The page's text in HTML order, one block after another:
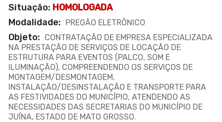
Situação: HOMOLOGADA
Modalidade: PREGÃO ELETRÔNICO
Objeto: CONTRATAÇÃO DE EMPRESA ESPECIALIZADA
NA PRESTAÇÃO DE SERVIÇOS DE LOCAÇÃO DE
ESTRUTURA PARA EVENTOS (PALCO, SOM E
ILUMINAÇÃO), COMPREENDENDO OS SERVIÇOS DE
MONTAGEM/DESMONTAGEM,
INSTALAÇÃO/DESINSTALAÇÃO E TRANSPORTE PARA
AS FESTIVIDADES DO MUNICÍPIO, ATENDENDO AS
NECESSIDADES DAS SECRETARIAS DO MUNICÍPIO DE
JUÍNA, ESTADO DE MATO GROSSO.